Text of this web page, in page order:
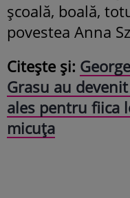
școală, boală,
povestea Anna
Citeşte și:
Grasu au
ales pentru fiica
micuța